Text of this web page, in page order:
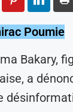
Poumie
Bakary,
a